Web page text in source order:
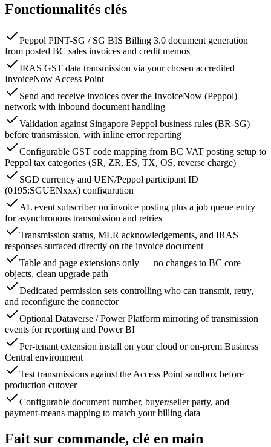
Fonctionnalités clés
Peppol PINT-SG / SG BIS Billing 3.0 document generation
from posted BC sales invoices and credit memos
IRAS GST data transmission via your chosen accredited
InvoiceNow Access Point
Send and receive invoices over the InvoiceNow (Peppol)
network with inbound document handling
Validation against Singapore Peppol business rules (BR-SG)
before transmission, with inline error reporting
Configurable GST code mapping from BC VAT posting setup to
Peppol tax categories (SR, ZR, ES, TX, OS, reverse charge)
SGD currency and UEN/Peppol participant ID
(0195:SGUENxxx) configuration
AL event subscriber on invoice posting plus a job queue entry
for asynchronous transmission and retries
Transmission status, MLR acknowledgements, and IRAS
responses surfaced directly on the invoice document
Table and page extensions only — no changes to BC core
objects, clean upgrade path
Dedicated permission sets controlling who can transmit, retry,
and reconfigure the connector
Optional Dataverse / Power Platform mirroring of transmission
events for reporting and Power BI
Per-tenant extension install on your cloud or on-prem Business
Central environment
Test transmissions against the Access Point sandbox before
production cutover
Configurable document number, buyer/seller party, and
payment-means mapping to match your billing data
Fait sur commande, clé en main